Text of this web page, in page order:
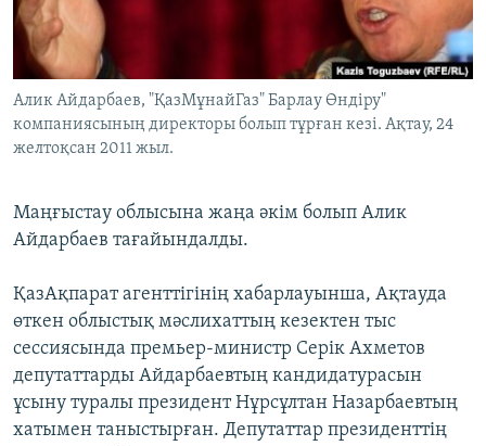
ЖАЗЫЛЫҢЫЗ
Басқа тілдерде
Алик Айдарбаев, "ҚазМұнайГаз" Барлау Өндіру"
компаниясының директоры болып тұрған кезі. Ақтау, 24
желтоқсан 2011 жыл.
Маңғыстау облысына жаңа әкім болып Алик
Айдарбаев тағайындалды.
ҚазАқпарат агенттігінің хабарлауынша, Ақтауда
өткен облыстық мәслихаттың кезектен тыс
сессиясында премьер-министр Серік Ахметов
депутаттарды Айдарбаевтың кандидатурасын
ұсыну туралы президент Нұрсұлтан Назарбаевтың
хатымен таныстырған. Депутаттар президенттің